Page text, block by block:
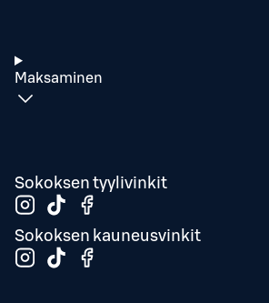
Maksaminen
Sokoksen tyylivinkit
Sokoksen kauneusvinkit